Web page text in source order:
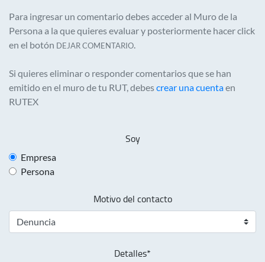
Para ingresar un comentario debes acceder al Muro de la
Persona a la que quieres evaluar y posteriormente hacer click
en el botón DEJAR COMENTARIO.
Si quieres eliminar o responder comentarios que se han
emitido en el muro de tu RUT, debescrear una cuentaen
RUTEX
Soy
Empresa
Persona
Motivo del contacto
Detalles*